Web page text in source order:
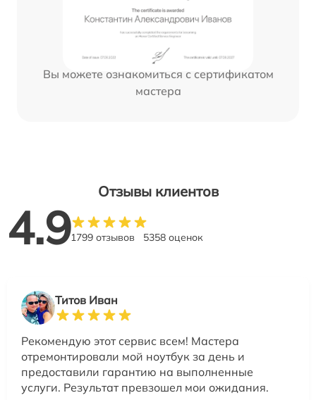
Вы можете ознакомиться с сертификатом
мастера
Отзывы клиентов
4.91799 отзывов 5358 оценок
Титов Иван
Рекомендую этот сервис всем! Мастера
отремонтировали мой ноутбук за день и
предоставили гарантию на выполненные
услуги. Результат превзошел мои ожидания.